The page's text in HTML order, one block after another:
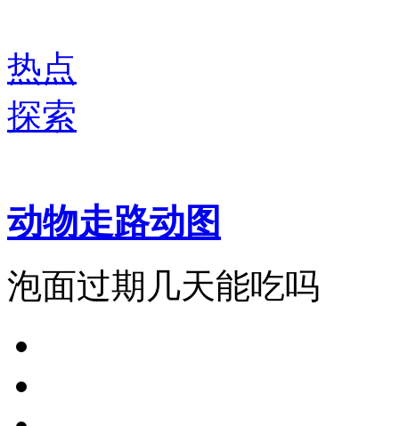
热点
探索
动物走路动图
泡面过期几天能吃吗